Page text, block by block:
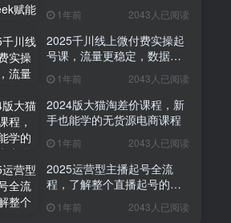
1年前 2043人已阅读
2025千川线上微付费实操起
号课，流量更稳定，数据更
1年前 2043人已阅读
2024版大猫淘差价课程，新
手也能学的无货源电商课程
1年前 2043人已阅读
2025运营型主播起号全流
程，了解整个直播起号的路
货满满)
1年前 2043人已阅读